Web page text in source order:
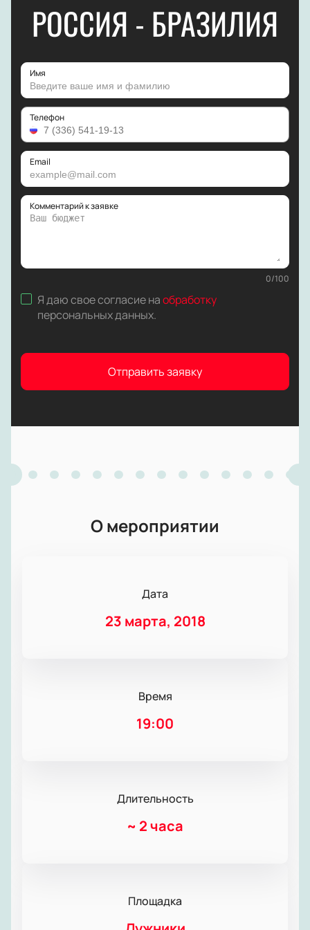
РОССИЯ - БРАЗИЛИЯ
Имя
Телефон
Email
Комментарий к заявке
0/100
Я даю свое согласие наобработку
персональных данных.
Отправить заявку
О мероприятии
Дата
23 марта, 2018
Время
19:00
Длительность
~ 2 часа
Площадка